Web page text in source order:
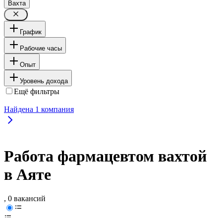
Вахта
График
Рабочие часы
Опыт
Уровень дохода
Ещё фильтры
Найдена 1 компания
Работа фармацевтом вахтой
в Аяте
, 0 вакансий